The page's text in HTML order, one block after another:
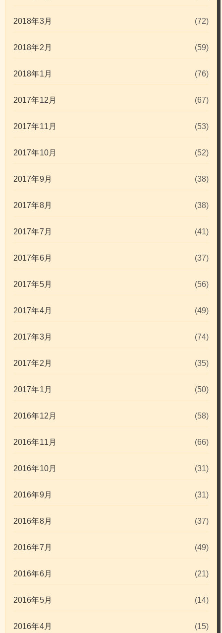
2018年3月 (72)
2018年2月 (59)
2018年1月 (76)
2017年12月 (67)
2017年11月 (53)
2017年10月 (52)
2017年9月 (38)
2017年8月 (38)
2017年7月 (41)
2017年6月 (37)
2017年5月 (56)
2017年4月 (49)
2017年3月 (74)
2017年2月 (35)
2017年1月 (50)
2016年12月 (58)
2016年11月 (66)
2016年10月 (31)
2016年9月 (31)
2016年8月 (37)
2016年7月 (49)
2016年6月 (21)
2016年5月 (14)
2016年4月 (15)